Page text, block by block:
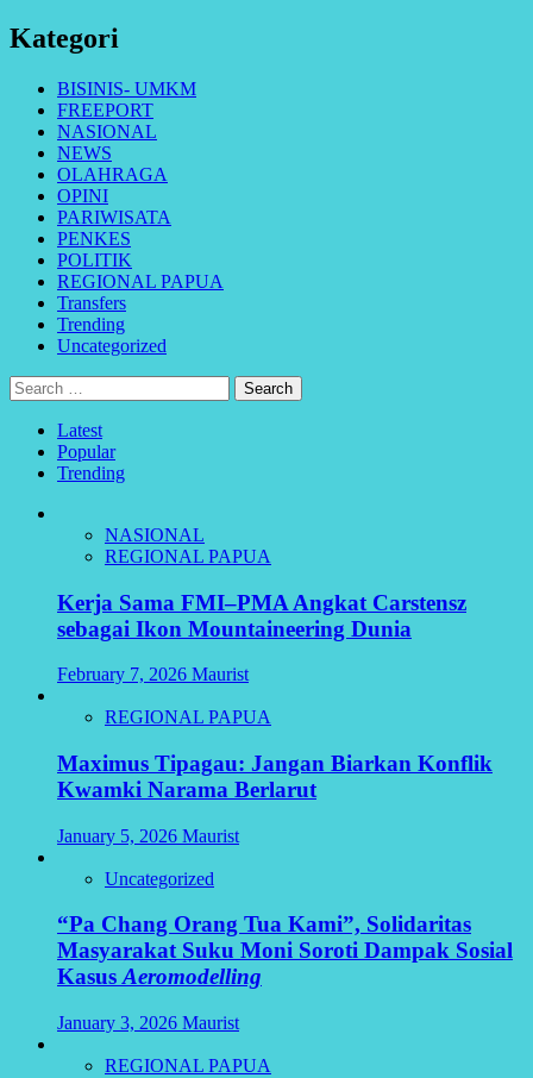
Kategori
BISINIS- UMKM
FREEPORT
NASIONAL
NEWS
OLAHRAGA
OPINI
PARIWISATA
PENKES
POLITIK
REGIONAL PAPUA
Transfers
Trending
Uncategorized
Search
for:
Latest
Popular
Trending
NASIONAL
REGIONAL PAPUA
Kerja Sama FMI–PMA Angkat Carstensz
sebagai Ikon Mountaineering Dunia
February 7, 2026 Maurist
REGIONAL PAPUA
Maximus Tipagau: Jangan Biarkan Konflik
Kwamki Narama Berlarut
January 5, 2026 Maurist
Uncategorized
“Pa Chang Orang Tua Kami”, Solidaritas
Masyarakat Suku Moni Soroti Dampak Sosial
KasusAeromodelling
January 3, 2026 Maurist
REGIONAL PAPUA